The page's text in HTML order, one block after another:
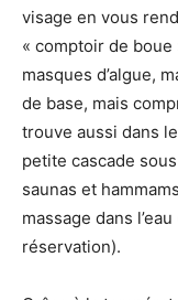
visage en vous
« comptoir de
masques d’algue,
de base, mais
trouve aussi dans
petite cascade
saunas et
massage dans
réservation).